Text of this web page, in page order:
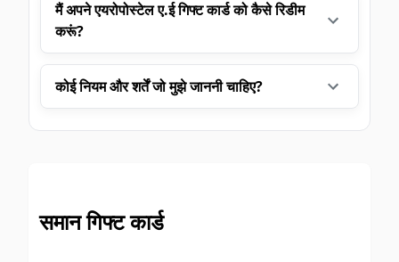
मैं अपने एयरोपोस्टेल ए.ई गिफ्ट कार्ड को कैसे रिडीम
करूं?
कोई नियम और शर्तें जो मुझे जाननी चाहिए?
समान गिफ्ट कार्ड